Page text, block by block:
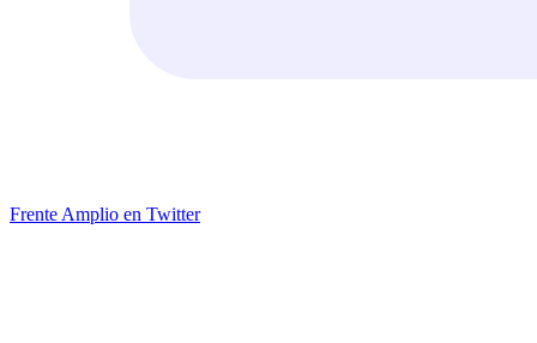
Frente Amplio en Twitter